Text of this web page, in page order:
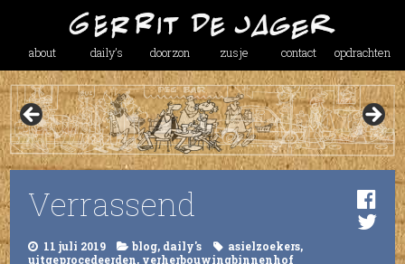
about daily’s doorzon zusje contact opdrachten
Verrassend
11 juli 2019 blog, daily's asielzoekers,
uitgeprocedeerden, verherbouwingbinnenhof